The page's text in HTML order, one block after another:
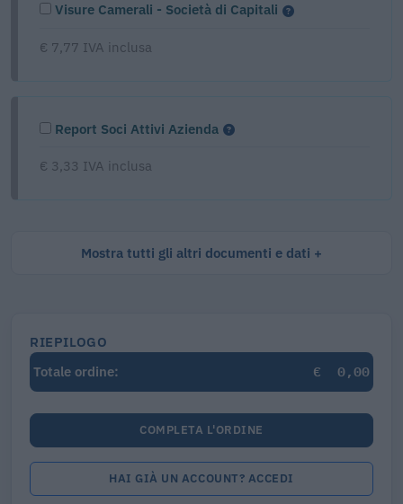
Visure Camerali - Società di Capitali
€ 7,77 IVA inclusa
Report Soci Attivi Azienda
€ 3,33 IVA inclusa
Mostra tutti gli altri documenti e dati
RIEPILOGO
Totale ordine:
€ 0,00
COMPLETA L'ORDINE
HAI GIÀ UN ACCOUNT? ACCEDI